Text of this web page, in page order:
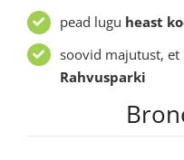
pead lugu heast
soovid majutust, et
Rahvusparki